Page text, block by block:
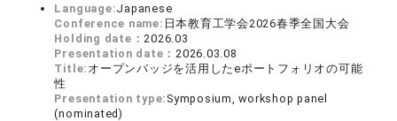
Language:Japanese
Conference name: 日本教育工学会2026春季全国大会
Holding date： 2026.03
Presentation date： 2026.03.08
Title: オープンバッジを活用したeポートフォリオの可能
性
Presentation type: Symposium, workshop panel
(nominated)